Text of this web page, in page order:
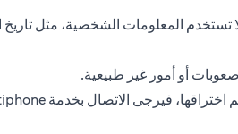
المعلومات الشخصية، مثل تاريخ
أو أمور غير طبيعية.